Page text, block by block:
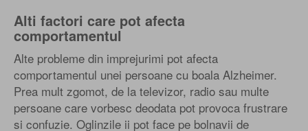
Alti factori care pot afecta
comportamentul
Alte probleme din imprejurimi pot afecta
comportamentul unei persoane cu boala Alzheimer.
Prea mult zgomot, de la televizor, radio sau multe
persoane care vorbesc deodata pot provoca frustrare
si confuzie. Oglinzile ii pot face pe bolnavii de